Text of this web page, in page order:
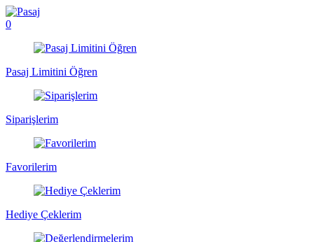
0
Pasaj Limitini Öğren
Siparişlerim
Favorilerim
Hediye Çeklerim